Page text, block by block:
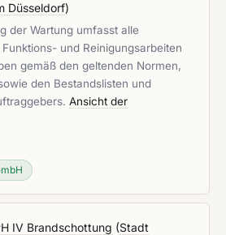
Düsseldorf)
der Wartung umfasst alle
und Reinigungsarbeiten
gemäß den geltenden Normen,
den Bestandslisten und
Ansicht der
IV Brandschottung (Stadt